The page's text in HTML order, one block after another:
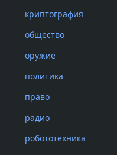
криптография
общество
оружие
политика
право
радио
робототехника